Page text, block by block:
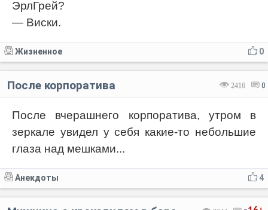
ЭрлГрей?
— Виски.
0
Жизненное
2416 0
После корпоратива
После вчерашнего корпоратива, утром в
зеркале увидел у себя какие-то небольшие
глаза над мешками...
4
Анекдоты